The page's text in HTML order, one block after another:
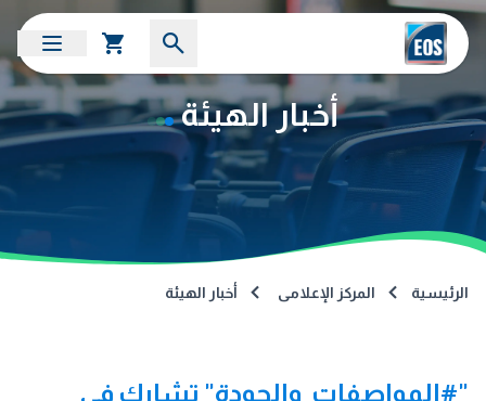
أخبار الهيئة
الرئيسية المركز الإعلامى أخبار الهيئة
"#المواصفات_والجودة" تشارك في